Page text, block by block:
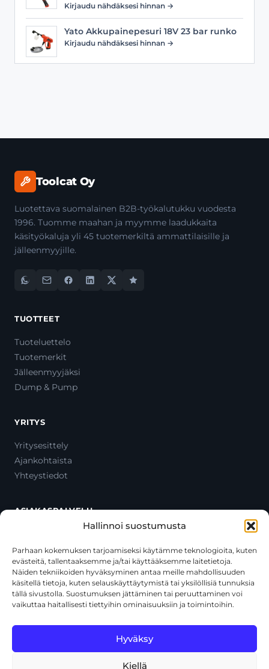
Hallinnoi suostumusta
Parhaan kokemuksen tarjoamiseksi käytämme teknologioita, kuten
evästeitä, tallentaaksemme ja/tai käyttääksemme laitetietoja.
Näiden tekniikoiden hyväksyminen antaa meille mahdollisuuden
käsitellä tietoja, kuten selauskäyttäytymistä tai yksilöllisiä tunnuksia
tällä sivustolla. Suostumuksen jättäminen tai peruuttaminen voi
vaikuttaa haitallisesti tiettyihin ominaisuuksiin ja toimintoihin.
Hyväksy
Kiellä
Kirjaudu nähdäksesi hinnan →
Yato Akkupainepesuri 18V 23 bar runko
Kirjaudu nähdäksesi hinnan →
Toolcat Oy
Luotettava suomalainen B2B-työkalutukku vuodesta
1996. Tuomme maahan ja myymme laadukkaita
käsityökaluja yli 45 tuotemerkiltä ammattilaisille ja
jälleenmyyjille.
TUOTTEET
Tuoteluettelo
Tuotemerkit
Jälleenmyyjäksi
Dump & Pump
YRITYS
Yritysesittely
Ajankohtaista
Yhteystiedot
ASIAKASPALVELU
Oma tili
Maksutavat
Toimitustavat
Usein kysytyt kysymykset
+358 44 270 3795
asiakaspalvelu@toolcat.fi